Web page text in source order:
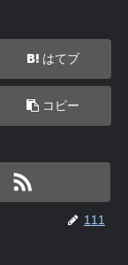
はてブ
コピー
111